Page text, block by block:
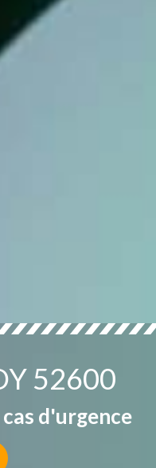
52600
d'urgence